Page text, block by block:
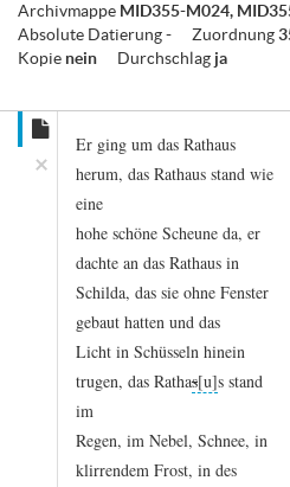
Archivmappe MID355-M024,
Absolute Datierung- Zuordnung
Kopie nein Durchschlag ja
×
Er ging um das Rathaus
herum, das Rathaus stand wie
eine
hohe schöne Scheune da, er
dachte an das Rathaus in
Schilda, das sie ohne Fenster
gebaut hatten und das
Licht in Schüsseln hinein
trugen, das Rathas s stand
im
Regen, im Nebel, Schnee, in
klirrendem Frost, in des